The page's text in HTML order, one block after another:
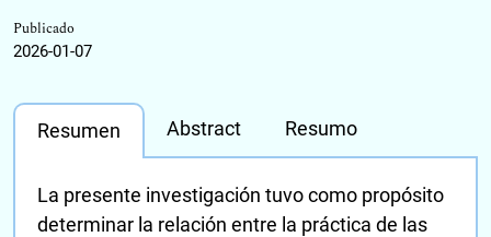
Publicado
2026-01-07
Resumen Abstract Resumo
La presente investigación tuvo como propósito
determinar la relación entre la práctica de las